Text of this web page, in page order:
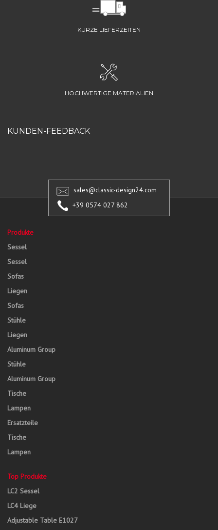
KURZE LIEFERZEITEN
HOCHWERTIGE MATERIALIEN
KUNDEN-FEEDBACK
sales@classic-design24.com
+39 0574 027 862
Produkte
Sessel
Sessel
Sofas
Liegen
Sofas
Stühle
Liegen
Aluminum Group
Stühle
Aluminum Group
Tische
Lampen
Ersatzteile
Tische
Lampen
Top Produkte
LC2 Sessel
LC4 Liege
Adjustable Table E1027